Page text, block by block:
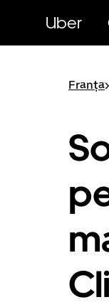
conținutul
principal
Uber
Franța>